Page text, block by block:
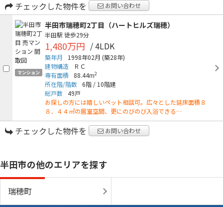
チェックした物件を
お問い合わせ
マンション
半田市瑞穂町2丁目（ハートヒルズ瑞穂）
半田駅 徒歩29分
1,480万円 / 4LDK
築年月 1998年02月 (築28年)
建物構造
ＲＣ
専有面積
88.44m2
所在階/階数 6階 / 10階建
総戸数 49戸
お探しの方には嬉しいペット相談可。広々とした延床面積８
８．４４㎡の居室空間、更にのびのび入浴できる…
チェックした物件を お問い合わせ
半田市の他のエリアを探す
瑞穂町